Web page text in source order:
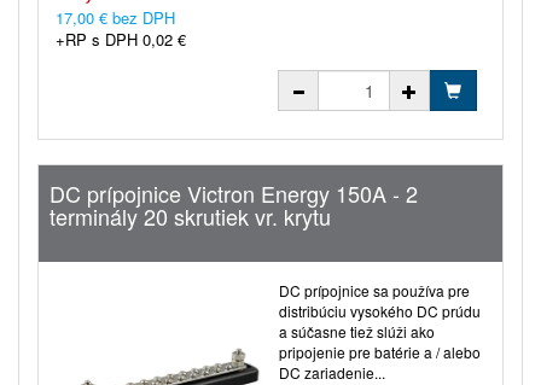
17,00 € bez DPH
+RP s DPH 0,02 €
DC prípojnice Victron Energy 150A - 2
terminály 20 skrutiek vr. krytu
DC prípojnice sa používa pre
distribúciu vysokého DC prúdu
a súčasne tiež slúži ako
pripojenie pre batérie a / alebo
DC zariadenie...